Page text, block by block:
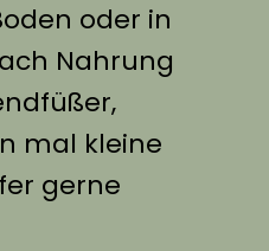
oder in
Nahrung
mal kleine
gerne